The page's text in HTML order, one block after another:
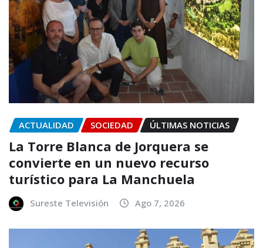
ACTUALIDAD SOCIEDAD ÚLTIMAS NOTICIAS
La Torre Blanca de Jorquera se
convierte en un nuevo recurso
turístico para La Manchuela
Sureste Televisión Ago 7, 2026